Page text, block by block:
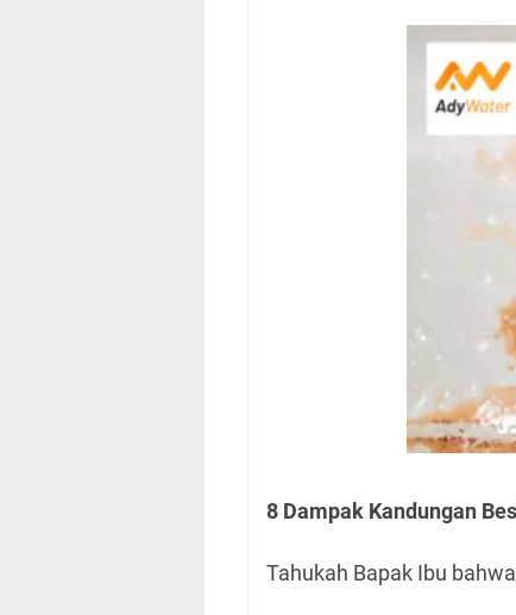
8 Dampak Kandungan
Tahukah Bapak Ibu